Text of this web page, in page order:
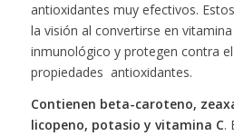
antioxidantes muy efectivos.
la visión al convertirse en
inmunológico y protegen contra
propiedades antioxidantes.
Contienen beta-caroteno,
licopeno, potasio y vitamina C.